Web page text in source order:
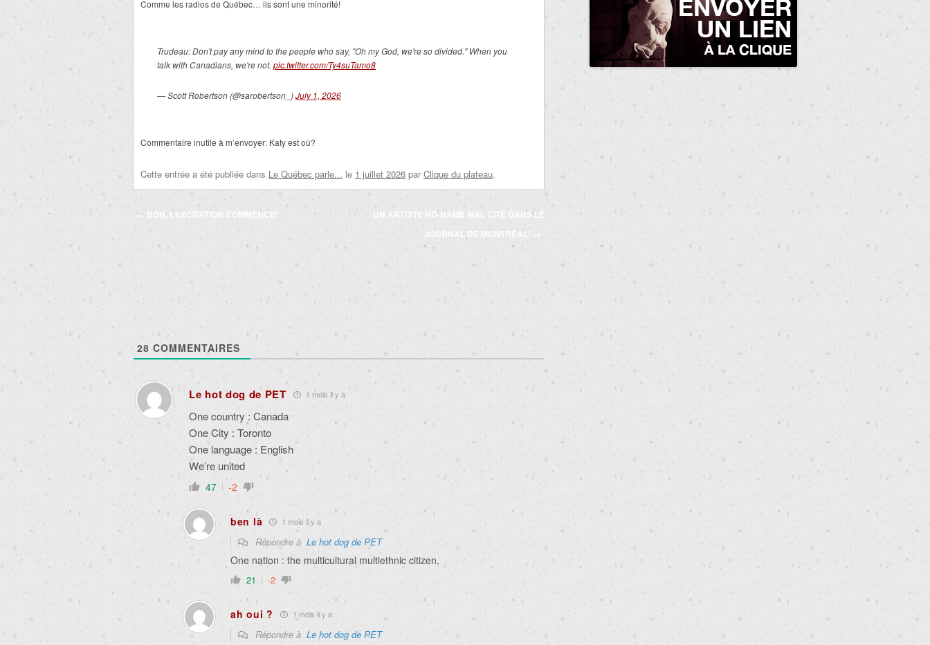
Comme les radios de Québec… ils sont une minorité!
Trudeau: Don't pay any mind to the people who say, "Oh my God, we're so divided." When you
talk with Canadians, we're not. pic.twitter.com/Ty4suTamo8
— Scott Robertson (@sarobertson_)July 1, 2026
Commentaire inutile à m’envoyer: Katy est où?
Cette entrée a été publiée dans Le Québec parle... le 1 juillet 2026 par Clique du plateau.
Navigation
articles
← BON, L’EXCITATION COMMENCE!
UN ARTISTE NO-NAME MAL CITÉ DANS LE
JOURNAL DE MONTRÉAL! →
28 COMMENTAIRES
Le hot dog de PET 1 mois il y a
One country : Canada
One City : Toronto
One language : English
We’re united
47 -2
ben là 1 mois il y a
Répondre à Le hot dog de PET
One nation : the multicultural multiethnic citizen.
21 -2
ah oui ? 1 mois il y a
Répondre à Le hot dog de PET